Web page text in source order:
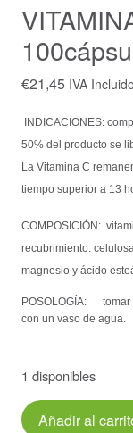
€21,45 IVA Incluido
INDICACIONES: c
50% del producto se
La Vitamina C
tiempo superior a 13
COMPOSICIÓN: v
recubrimiento:
magnesio y ácido
POSOLOGÍA:
tomar
con un vaso de agua.
1 disponibles
VITAMINA
Añadir al